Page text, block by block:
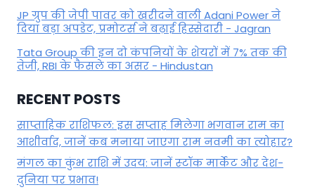
JP ग्रुप की जेपी पावर को खरीदने वाली Adani Power ने
दिया बड़ा अपडेट, प्रमोटर्स ने बढ़ाई हिस्सेदारी - Jagran
Tata Group की इन दो कंपनियों के शेयरों में 7% तक की
तेजी, RBI के फैसले का असर - Hindustan
RECENT POSTS
साप्ताहिक राशिफल: इस सप्ताह मिलेगा भगवान राम का
आशीर्वाद, जानें कब मनाया जाएगा राम नवमी का त्योहार?
मंगल का कुंभ राशि में उदय: जानें स्‍टॉक मार्केट और देश-
दुनिया पर प्रभाव!